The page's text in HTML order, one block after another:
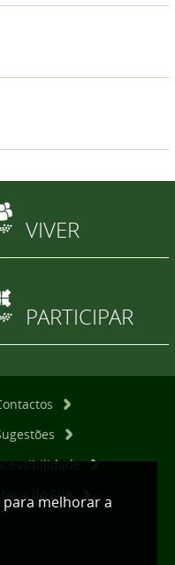
VIVER
PARTICIPAR
Mapa do Site
para melhorar a